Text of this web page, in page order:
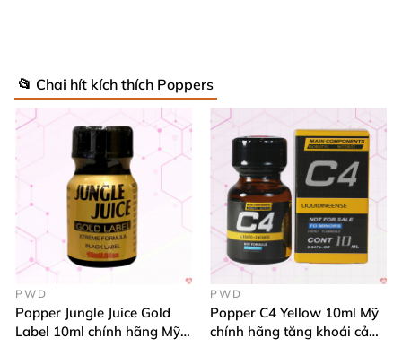
khoái lạc.
📂 Chai hít kích thích Poppers
PWD
Popper Jungle Juice Gold
Label 10ml chính hãng Mỹ
PWD
Popper C4 Yellow 10ml Mỹ
chính hãng tăng khoái cảm